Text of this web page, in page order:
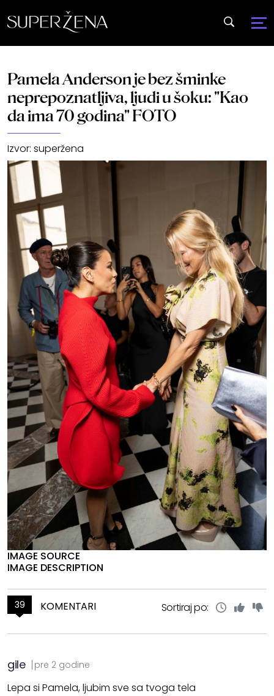
Pamela Anderson je bez šminke
neprepoznatljiva, ljudi u šoku: "Kao
da ima 70 godina" FOTO
Izvor: superžena
IMAGE SOURCE
IMAGE DESCRIPTION
39 KOMENTARI Sortiraj po:
gile pre 2 godine
Lepa si Pamela, ljubim sve sa tvoga tela